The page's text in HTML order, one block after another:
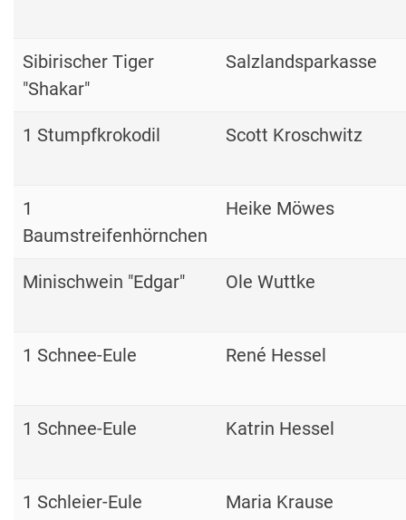
Sibirischer Tiger
"Shakar"
Salzlandsparkasse
1 Stumpfkrokodil Scott Kroschwitz
1
Baumstreifenhörnchen
Heike Möwes
Minischwein "Edgar" Ole Wuttke
1 Schnee-Eule René Hessel
1 Schnee-Eule Katrin Hessel
1 Schleier-Eule Maria Krause